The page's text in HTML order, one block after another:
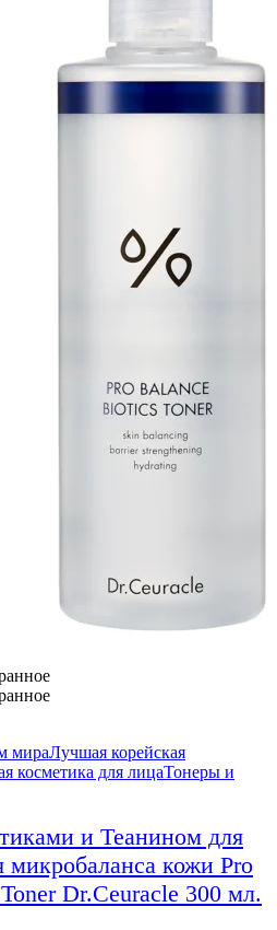
мираЛучшая корейская
косметика для лицаТонеры и
и Теанином для
микробаланса кожи Pro
Dr.Ceuracle 300 мл.